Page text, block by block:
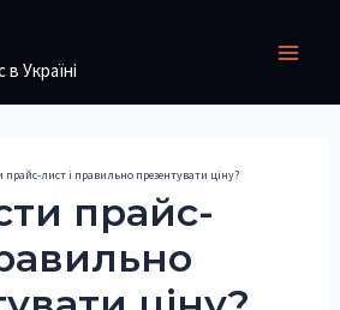
Україні
прайс-лист і правильно презентувати ціну?
прайс-